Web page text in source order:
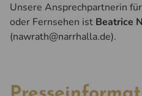
Unsere Ansprechpartnerin
oder Fernsehen ist Beatrice
(nawrath@narrhalla.de).